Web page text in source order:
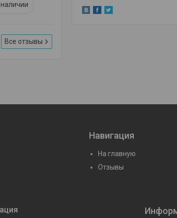
Все отзывы
Навигация
На главную
Отзывы